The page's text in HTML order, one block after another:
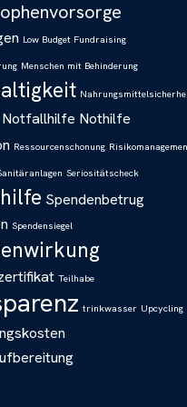
Low Budget Fundraising
Menschen mit Behinderung
Notfallhilfe Nothilfe
Ressourcenschonung
Seriositätscheck
Spendenbetrug
Spendensiegel
Teilhabe
trinkwasser Upcycling